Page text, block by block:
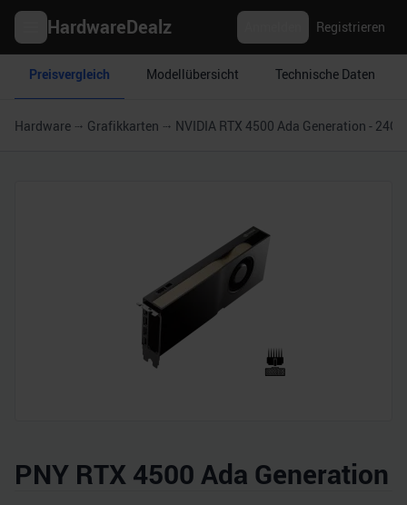
HardwareDealz Registrieren
Preisvergleich Modellübersicht Technische Daten
Hardware Grafikkarten NVIDIA RTX 4500 Ada Generation - 24GB
PNY RTX 4500 Ada Generation